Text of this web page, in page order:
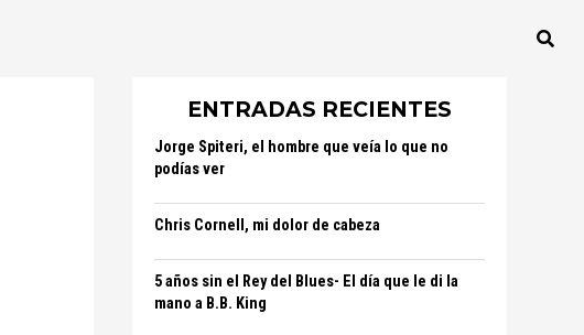
ENTRADAS RECIENTES
Jorge Spiteri, el hombre que veía lo que no
podías ver
Chris Cornell, mi dolor de cabeza
5 años sin el Rey del Blues- El día que le di la
mano a B.B. King